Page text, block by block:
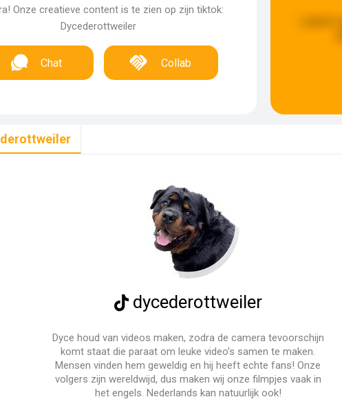
Onze creatieve content is te zien op zijn tiktok:
Dycederottweiler
Chat Collab
dycederottweiler
Dyce houd van videos maken, zodra de camera tevoorschijn
komt staat die paraat om leuke video’s samen te maken.
Mensen vinden hem geweldig en hij heeft echte fans! Onze
volgers zijn wereldwijd, dus maken wij onze filmpjes vaak in
het engels. Nederlands kan natuurlijk ook!